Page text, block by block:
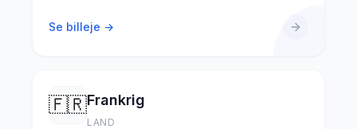
Se billeje →
🇫🇷Frankrig
LAND